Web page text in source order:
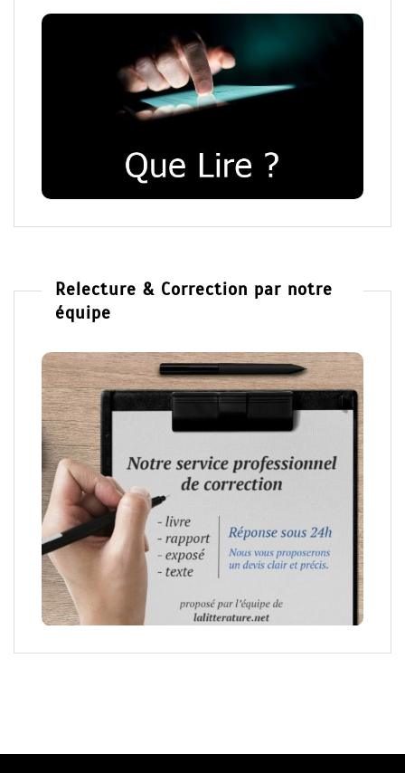
Relecture & Correction par notre
équipe